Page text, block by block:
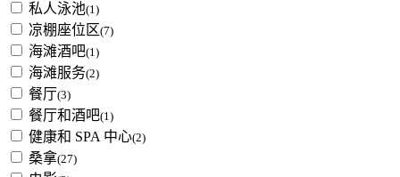
私人泳池(1)
凉棚座位区(7)
海滩酒吧(1)
海滩服务(2)
餐厅(3)
餐厅和酒吧(1)
健康和 SPA 中心(2)
桑拿(27)